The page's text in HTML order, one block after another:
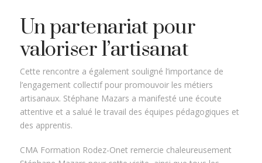
Un partenariat pour
valoriser l’artisanat
Cette rencontre a également souligné l’importance de
l’engagement collectif pour promouvoir les métiers
artisanaux. Stéphane Mazars a manifesté une écoute
attentive et a salué le travail des équipes pédagogiques et
des apprentis.
CMA Formation Rodez-Onet remercie chaleureusement